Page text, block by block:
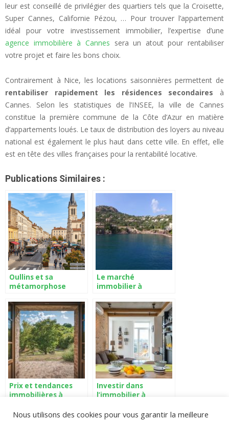
leur est conseillé de privilégier des quartiers tels que la Croisette,
Super Cannes, Californie Pézou, … Pour trouver l’appartement
idéal pour votre investissement immobilier, l’expertise d’une
agence immobilière à Cannes sera un atout pour rentabiliser
votre projet et faire les bons choix.
Contrairement à Nice, les locations saisonnières permettent de
rentabiliser rapidement les résidences secondaires à
Cannes. Selon les statistiques de l’INSEE, la ville de Cannes
constitue la première commune de la Côte d’Azur en matière
d’appartements loués. Le taux de distribution des loyers au niveau
national est également le plus haut dans cette ville. En effet, elle
est en tête des villes françaises pour la rentabilité locative.
Publications Similaires :
Oullins et sa
métamorphose
impacts sur le
marché immobilier
local ?
Le marché
immobilier à
Napoule
Prix et tendances
immobilières à
Investir dans
l’immobilier à
Nous utilisons des cookies pour vous garantir la meilleure